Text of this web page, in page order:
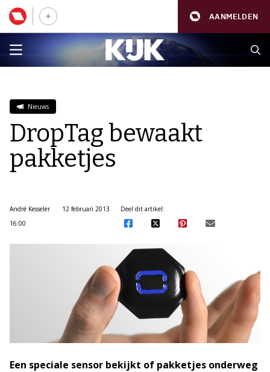
AANMELDEN
Nieuws
DropTag bewaakt
pakketjes
André Kesseler
12 februari 2013
16:00
Deel dit artikel:
Een speciale sensor bekijkt of pakketjes onderweg